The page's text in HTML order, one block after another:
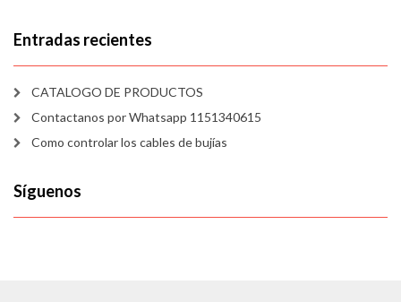
Entradas recientes
CATALOGO DE PRODUCTOS
Contactanos por Whatsapp 1151340615
Como controlar los cables de bujías
Síguenos